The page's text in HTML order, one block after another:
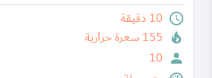
10 دقيقة
155 سعرة حرارية
10